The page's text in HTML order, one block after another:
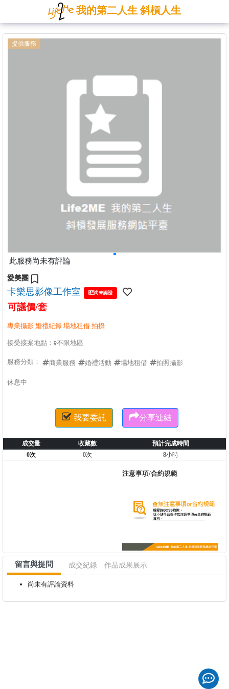
我的第二人生 斜槓人生
提供服務
此服務尚未有評論
愛美團
卡樂思影像工作室 尚未認證
可議價/套
專業攝影 婚禮紀錄 場地租借 拍攝
接受接案地點： 不限地區
服務分類： 商業服務 婚禮活動 場地租借 拍照攝影
休息中
 我要委託 分享連結
成交量 收藏數
預計完成時間
0次
0次 8小時
注意事項/合約規範
留言與提問 成交紀錄 作品成果展示
尚未有評論資料